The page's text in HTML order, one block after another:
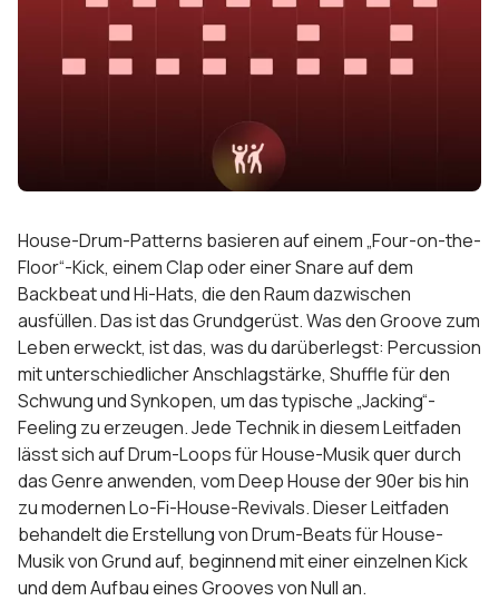
House-Drum-Patterns basieren auf einem „Four-on-the-
Floor“-Kick, einem Clap oder einer Snare auf dem
Backbeat und Hi-Hats, die den Raum dazwischen
ausfüllen. Das ist das Grundgerüst. Was den Groove zum
Leben erweckt, ist das, was du darüberlegst: Percussion
mit unterschiedlicher Anschlagstärke, Shuffle für den
Schwung und Synkopen, um das typische „Jacking“-
Feeling zu erzeugen. Jede Technik in diesem Leitfaden
lässt sich auf Drum-Loops für House-Musik quer durch
das Genre anwenden, vom Deep House der 90er bis hin
zu modernen Lo-Fi-House-Revivals. Dieser Leitfaden
behandelt die Erstellung von Drum-Beats für House-
Musik von Grund auf, beginnend mit einer einzelnen Kick
und dem Aufbau eines Grooves von Null an.